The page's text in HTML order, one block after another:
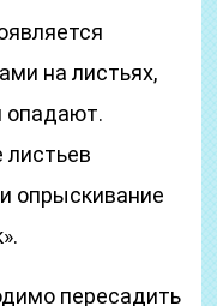
на листьях,
опадают.
опрыскивание
пересадить